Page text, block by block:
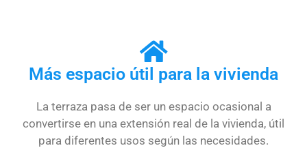
Más espacio útil para la vivienda
La terraza pasa de ser un espacio ocasional a
convertirse en una extensión real de la vivienda, útil
para diferentes usos según las necesidades.